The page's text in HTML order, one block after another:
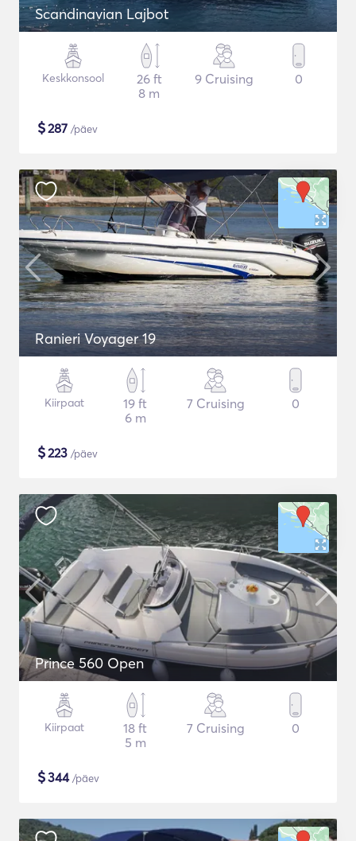
Scandinavian Lajbot
Keskkonsool
26 ft
8 m
9 Cruising 0
$287 /päev
Ranieri Voyager 19
Kiirpaat
19 ft
6 m
7 Cruising 0
$223 /päev
Prince 560 Open
Kiirpaat
18 ft
5 m
7 Cruising 0
$344/päev